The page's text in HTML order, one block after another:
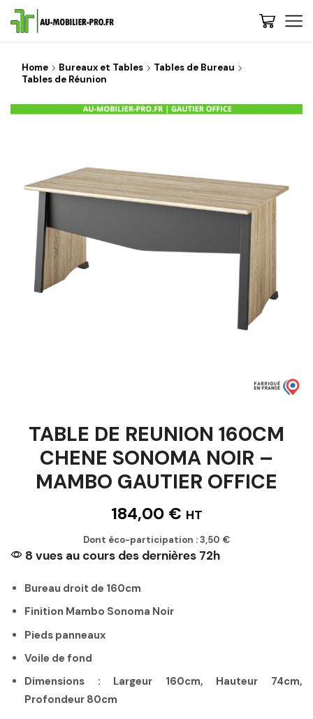
Home Bureaux et Tables
Tables de Bureau
Tables de Réunion
TABLE DE REUNION 160CM
CHENE SONOMA NOIR –
MAMBO GAUTIER OFFICE
184,00 € HT
Dont éco-participation :3,50 €
8 vues au cours des dernières 72h
Bureau droit de 160cm
Finition Mambo Sonoma Noir
Pieds panneaux
Voile de fond
Dimensions : Largeur 160cm, Hauteur 74cm,
Profondeur 80cm